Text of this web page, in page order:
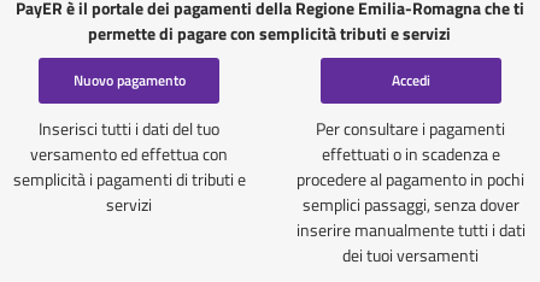
PayER è il portale dei pagamenti della Regione Emilia-Romagna che ti
permette di pagare con semplicità tributi e servizi
Nuovo pagamento
Inserisci tutti i dati del tuo
versamento ed effettua con
semplicità i pagamenti di tributi e
servizi
Accedi
Per consultare i pagamenti
effettuati o in scadenza e
procedere al pagamento in pochi
semplici passaggi, senza dover
inserire manualmente tutti i dati
dei tuoi versamenti